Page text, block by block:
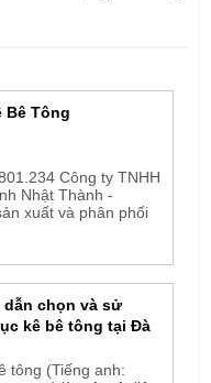
Bê Tông
Công ty TNHH
Nhật Thành -
xuất và phân phối
dẫn chọn và sử
kê bê tông tại Đà
tông (Tiếng anh: